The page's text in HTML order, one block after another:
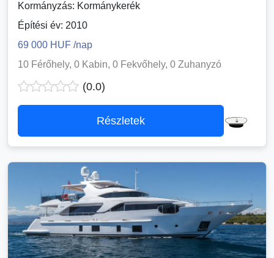
Kormányzás: Kormánykerék
Építési év: 2010
69 000 HUF /nap
10 Férőhely, 0 Kabin, 0 Fekvőhely, 0 Zuhanyzó
(0.0)
Részletek